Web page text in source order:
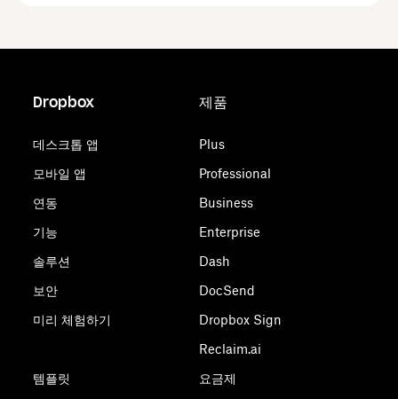
Dropbox
데스크톱 앱
모바일 앱
연동
기능
솔루션
보안
미리 체험하기
템플릿
제품
Plus
Professional
Business
Enterprise
Dash
DocSend
Dropbox Sign
Reclaim.ai
요금제